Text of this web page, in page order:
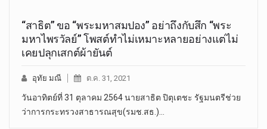
“สาธิต” ขอ “พระมหาสมปอง” อย่าถึงกับสึก “พระ
มหาไพรวัลย์” โพสต์ทำไม่เหมาะหลายอย่างแต่ไม่
เคยปลุกเสกต์ผ้ายันต์
อุทัย มณี ต.ค. 31, 2021
วันอาทิตย์ที่ 31 ตุลาคม 2564 นายสาธิต ปิตุเตชะ รัฐมนตรีช่วย
ว่าการกระทรวงสาธารณสุข(รมช.สธ.)…